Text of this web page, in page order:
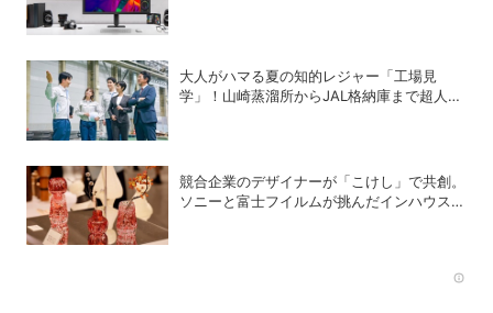
大人がハマる夏の知的レジャー「工場見
学」！山崎蒸溜所からJAL格納庫まで超人気
競合企業のデザイナーが「こけし」で共創。
ソニーと富士フイルムが挑んだインハウスデ